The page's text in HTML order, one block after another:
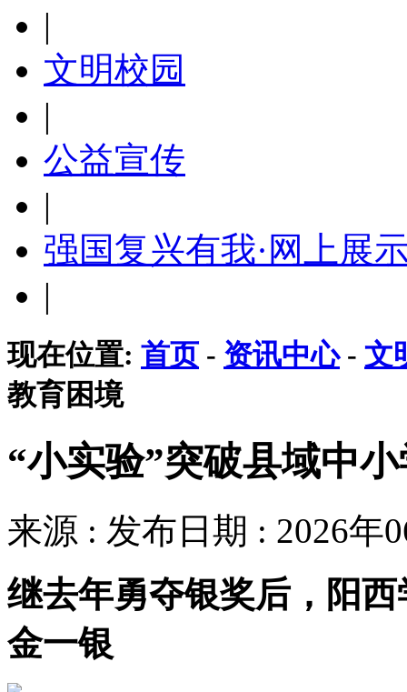
|
文明校园
|
公益宣传
|
强国复兴有我·网上展
|
现在位置: 首页 - 资讯中心- 文
教育困境
“小实验”突破县域中
来源 : 发布日期 : 2026年
继去年勇夺银奖后，阳
金一银